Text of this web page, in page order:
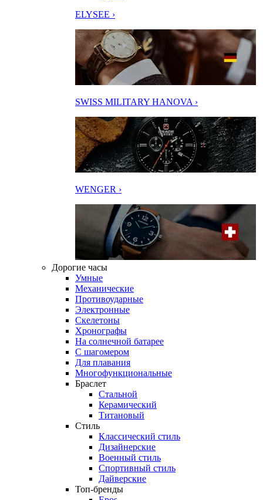
ELYSEE ›
SWISS MILITARY HANOVA ›
WENGER ›
Дорогие часы
Умные
Механические
Противоударные
Электронные
Скелетоны
Хронографы
На солнечной батарее
С шагомером
Для плавания
Многофункциональные
Браслет
Стальной
Керамический
Титановый
Стиль
Классический стиль
Дизайнерские
Военный стиль
Спортивный стиль
Дайверские
Топ-бренды